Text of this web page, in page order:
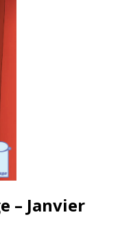
– Janvier